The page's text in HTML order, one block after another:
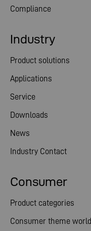
Compliance
Consumer
Product categories
Consumer theme world
Industry
Product solutions
Applications
Service
Downloads
News
Industry Contact